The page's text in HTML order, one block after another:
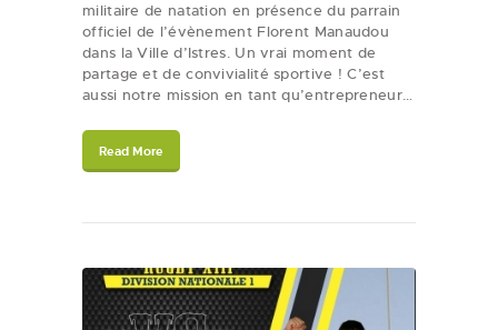
militaire de natation en présence du parrain
officiel de l’évènement Florent Manaudou
dans la Ville d’Istres. Un vrai moment de
partage et de convivialité sportive ! C’est
aussi notre mission en tant qu’entrepreneur…
Read More